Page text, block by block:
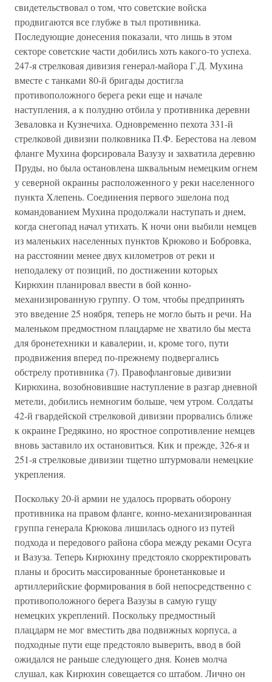
свидетельствовал о том, что советские войска
продвигаются все глубже в тыл противника.
Последующие донесения показали, что лишь в этом
секторе советские части добились хоть какого-то успеха.
247-я стрелковая дивизия генерал-майора Г.Д. Мухина
вместе с танками 80-й бригады достигла
противоположного берега реки еще и начале
наступления, а к полудню отбила у противника деревни
Зеваловка и Кузнечиха. Одновременно пехота 331-й
стрелковой дивизии полковника П.Ф. Берестова на левом
фланге Мухина форсировала Вазузу и захватила деревню
Пруды, но была остановлена шквальным немецким огнем
у северной окраины расположенного у реки населенного
пункта Хлепень. Соединения первого эшелона под
командованием Мухина продолжали наступать и днем,
когда снегопад начал утихать. К ночи они выбили немцев
из маленьких населенных пунктов Крюково и Бобровка,
на расстоянии менее двух километров от реки и
неподалеку от позиций, по достижении которых
Кирюхин планировал ввести в бой конно-
механизированную группу. О том, чтобы предпринять
это введение 25 ноября, теперь не могло быть и речи. На
маленьком предмостном плацдарме не хватило бы места
для бронетехники и кавалерии, и, кроме того, пути
продвижения вперед по-прежнему подвергались
обстрелу противника (7). Правофланговые дивизии
Кирюхина, возобновившие наступление в разгар дневной
метели, добились немногим больше, чем утром. Солдаты
42-й гвардейской стрелковой дивизии прорвались ближе
к окраине Гредякино, но яростное сопротивление немцев
вновь заставило их остановиться. Кик и прежде, 326-я и
251-я стрелковые дивизии тщетно штурмовали немецкие
укрепления.
Поскольку 20-й армии не удалось прорвать оборону
противника на правом фланге, конно-механизированная
группа генерала Крюкова лишилась одного из путей
подхода и передового района сбора между реками Осуга
и Вазуза. Теперь Кирюхину предстояло скорректировать
планы и бросить массированные бронетанковые и
артиллерийские формирования в бой непосредственно с
противоположного берега Вазузы в самую гущу
немецких укреплений. Поскольку предмостный
плацдарм не мог вместить два подвижных корпуса, а
подходные пути еще предстояло выверить, ввод в бой
ожидался не раньше следующего дня. Конев молча
слушал, как Кирюхин совещается со штабом. Лично он